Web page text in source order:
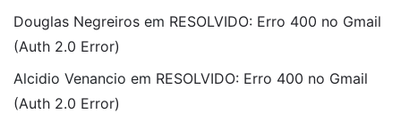
Douglas Negreiros em RESOLVIDO: Erro 400 no Gmail
(Auth 2.0 Error)
Alcidio Venancio em RESOLVIDO: Erro 400 no Gmail
(Auth 2.0 Error)